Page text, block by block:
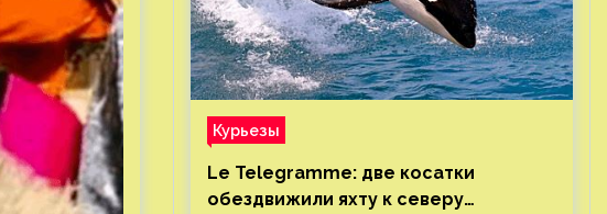
Курьезы
Le Telegramme: две косатки
обездвижили яхту к северу